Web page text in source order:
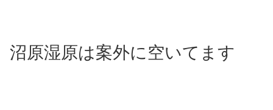
沼原湿原は案外に空いてます